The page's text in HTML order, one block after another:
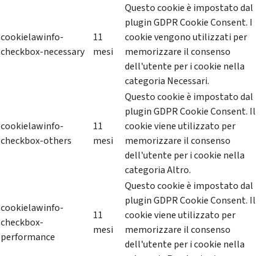
cookielawinfo-
checkbox-necessary
11
mesi
Questo cookie è impostato dal
plugin GDPR Cookie Consent. I
cookie vengono utilizzati per
memorizzare il consenso
dell'utente per i cookie nella
categoria Necessari.
cookielawinfo-
checkbox-others
11
mesi
Questo cookie è impostato dal
plugin GDPR Cookie Consent. Il
cookie viene utilizzato per
memorizzare il consenso
dell'utente per i cookie nella
categoria Altro.
cookielawinfo-
checkbox-
performance
11
mesi
Questo cookie è impostato dal
plugin GDPR Cookie Consent. Il
cookie viene utilizzato per
memorizzare il consenso
dell'utente per i cookie nella